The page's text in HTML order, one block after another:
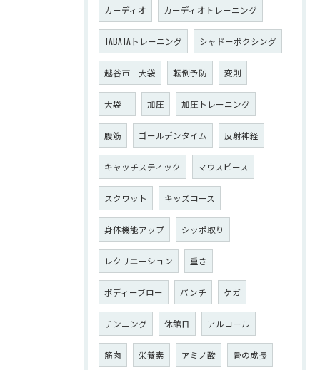
カーディオ カーディオトレーニング
TABATAトレーニング シャドーボクシング
越谷市 大袋 転倒予防 変則
大袋」 加圧 加圧トレーニング
腹筋 ゴールデンタイム 反射神経
キャッチスティック マウスピース
スクワット キッズコース
身体機能アップ シッポ取り
レクリエーション 重さ
ボディーブロー パンチ ケガ
チンニング 休館日 アルコール
筋肉 栄養素 アミノ酸 骨の成長